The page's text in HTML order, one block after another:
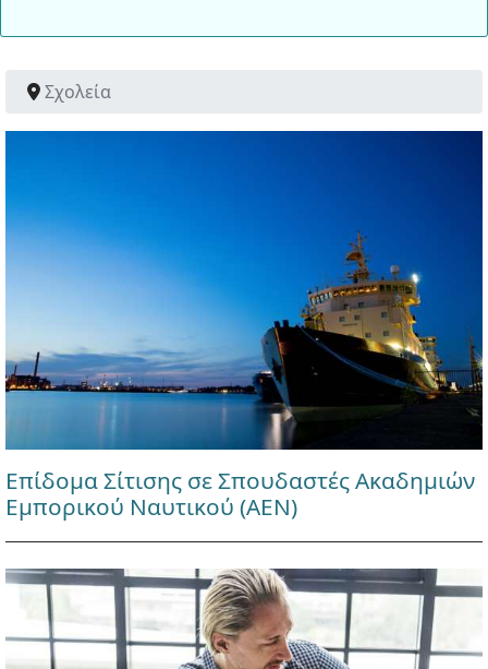
Σχολεία
Επίδομα Σίτισης σε Σπουδαστές Ακαδημιών
Εμπορικού Ναυτικού (ΑΕΝ)